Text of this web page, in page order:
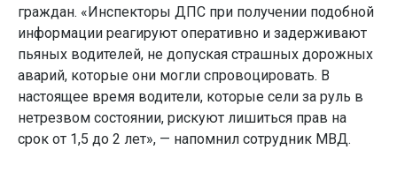
граждан. «Инспекторы ДПС при получении подобной
информации реагируют оперативно и задерживают
пьяных водителей, не допуская страшных дорожных
аварий, которые они могли спровоцировать. В
настоящее время водители, которые сели за руль в
нетрезвом состоянии, рискуют лишиться прав на
срок от 1,5 до 2 лет», — напомнил сотрудник МВД.